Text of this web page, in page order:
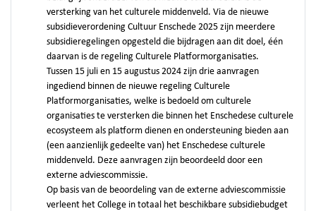
versterking van het culturele middenveld. Via de nieuwe
subsidieverordening Cultuur Enschede 2025 zijn meerdere
subsidieregelingen opgesteld die bijdragen aan dit doel, één
daarvan is de regeling Culturele Platformorganisaties.
Tussen 15 juli en 15 augustus 2024 zijn drie aanvragen
ingediend binnen de nieuwe regeling Culturele
Platformorganisaties, welke is bedoeld om culturele
organisaties te versterken die binnen het Enschedese culturele
ecosysteem als platform dienen en ondersteuning bieden aan
(een aanzienlijk gedeelte van) het Enschedese culturele
middenveld. Deze aanvragen zijn beoordeeld door een
externe adviescommissie.
Op basis van de beoordeling van de externe adviescommissie
verleent het College in totaal het beschikbare subsidiebudget